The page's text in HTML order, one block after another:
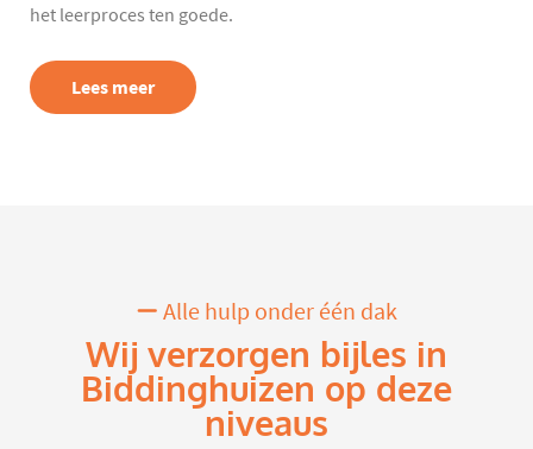
het leerproces ten goede.
Lees meer
Alle hulp onder één dak
Wij verzorgen bijles in
Biddinghuizen op deze
niveaus